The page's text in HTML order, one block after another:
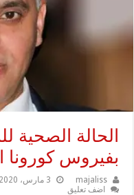
الحالة الصحية
بفيروس
majaliss 3 مارس، 2020
اضف تعليق